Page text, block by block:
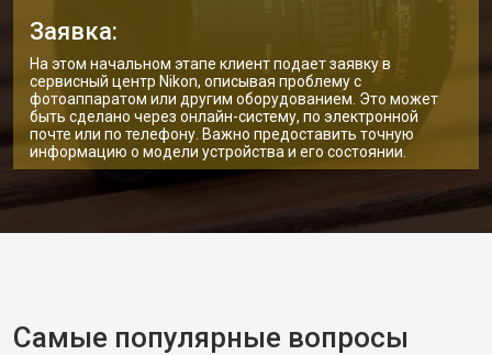
Заявка:
На этом начальном этапе клиент подает заявку в
сервисный центр Nikon, описывая проблему с
фотоаппаратом или другим оборудованием. Это может
быть сделано через онлайн-систему, по электронной
почте или по телефону. Важно предоставить точную
информацию о модели устройства и его состоянии.
Самые популярные вопросы